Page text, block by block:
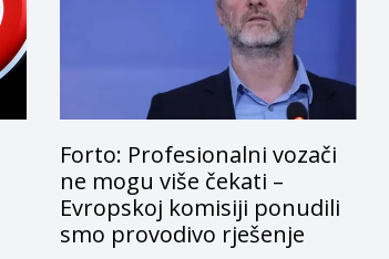
Forto: Profesionalni vozači
ne mogu više čekati –
Evropskoj komisiji ponudili
smo provodivo rješenje